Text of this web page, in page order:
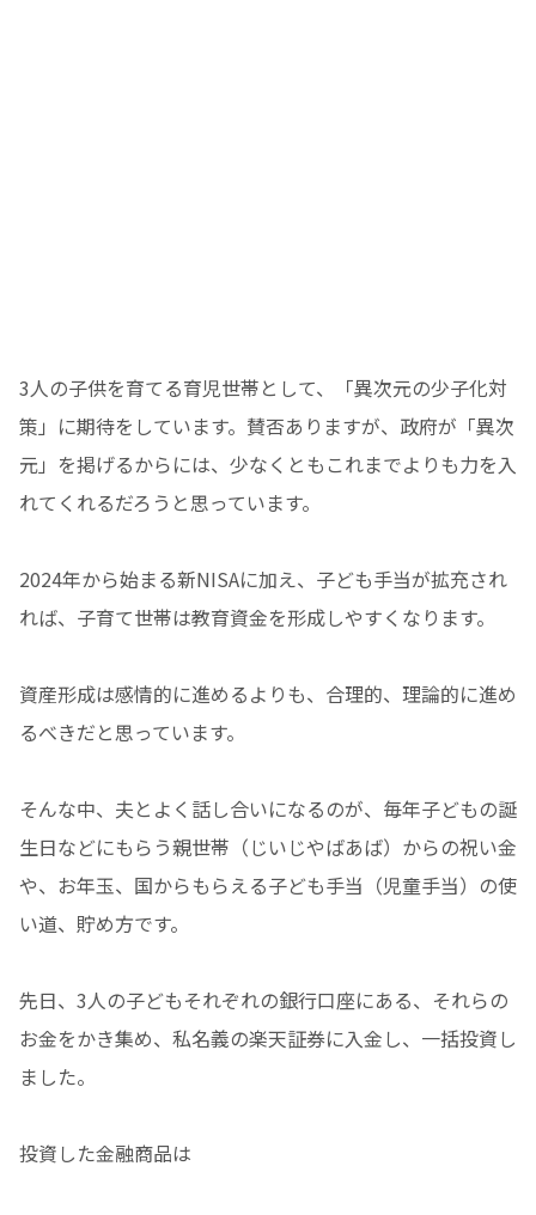
3人の子供を育てる育児世帯として、「異次元の少子化対
策」に期待をしています。賛否ありますが、政府が「異次
元」を掲げるからには、少なくともこれまでよりも力を入
れてくれるだろうと思っています。
2024年から始まる新NISAに加え、子ども手当が拡充され
れば、子育て世帯は教育資金を形成しやすくなります。
資産形成は感情的に進めるよりも、合理的、理論的に進め
るべきだと思っています。
そんな中、夫とよく話し合いになるのが、毎年子どもの誕
生日などにもらう親世帯（じいじやばあば）からの祝い金
や、お年玉、国からもらえる子ども手当（児童手当）の使
い道、貯め方です。
先日、3人の子どもそれぞれの銀行口座にある、それらの
お金をかき集め、私名義の楽天証券に入金し、一括投資し
ました。
投資した金融商品は